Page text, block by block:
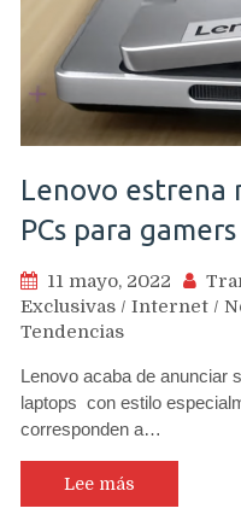
Lenovo estrena
PCs para
11 mayo, 2022
Exclusivas / Internet /
Tendencias
Lenovo acaba de anunciar
laptops con estilo
corresponden a…
Lee más